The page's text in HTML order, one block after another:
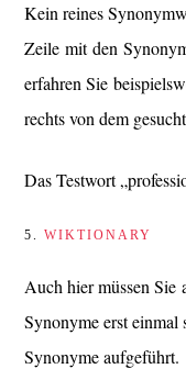
Kein reines
Zeile mit den
erfahren Sie
rechts von dem
Das Testwort
5.WIKTIONARY
Auch hier müssen Sie
Synonyme erst
Synonyme aufgeführt.